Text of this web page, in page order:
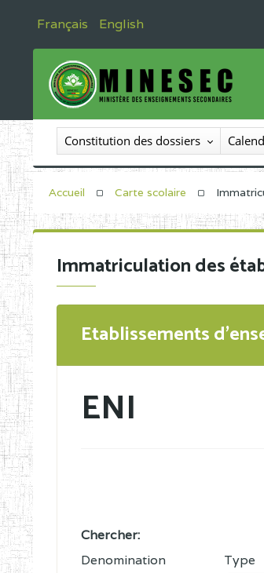
Français English
Constitution des dossiers
Accueil Carte scolaire
Immatriculation des
Etablissements
ENI
Chercher:
Denomination
Type